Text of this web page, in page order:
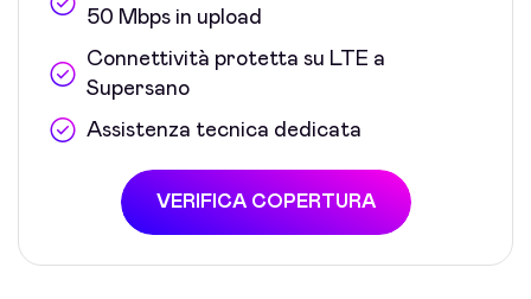
50 Mbps in upload
Connettività protetta su LTE a
Supersano
Assistenza tecnica dedicata
VERIFICA COPERTURA